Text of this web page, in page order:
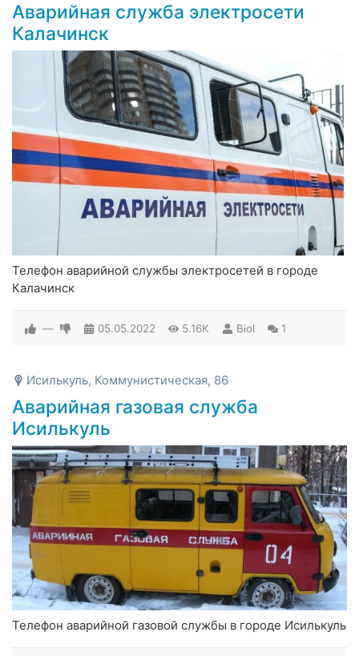
Аварийная служба электросети
Калачинск
Телефон аварийной службы электросетей в городе
Калачинск
— 05.05.2022 5.16K Biol 1
Исилькуль, Коммунистическая, 86
Аварийная газовая служба
Исилькуль
Телефон аварийной газовой службы в городе Исилькуль